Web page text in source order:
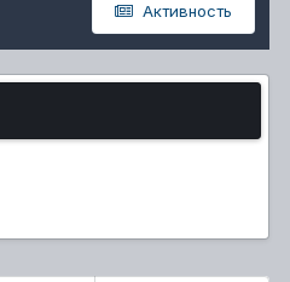
Активность